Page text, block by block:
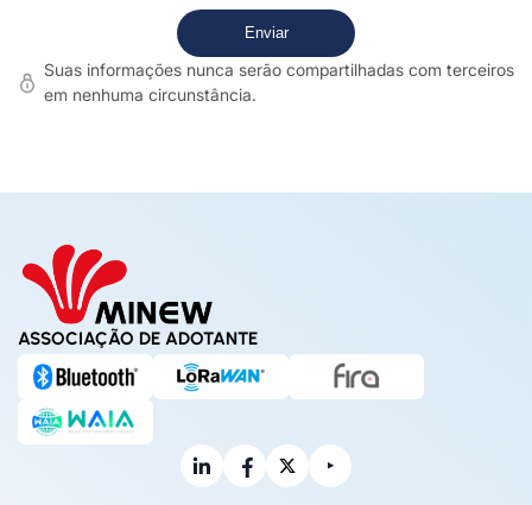
Suas informações nunca serão compartilhadas com terceiros
em nenhuma circunstância.
ASSOCIAÇÃO DE ADOTANTE